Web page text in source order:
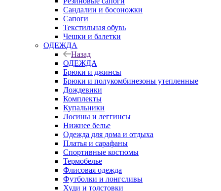
Сандалии и босоножки
Сапоги
Текстильная обувь
Чешки и балетки
ОДЕЖДА
Назад
ОДЕЖДА
Брюки и джинсы
Брюки и полукомбинезоны утепленные
Дождевики
Комплекты
Купальники
Лосины и леггинсы
Нижнее белье
Одежда для дома и отдыха
Платья и сарафаны
Спортивные костюмы
Термобелье
Флисовая одежда
Футболки и лонгсливы
Худи и толстовки